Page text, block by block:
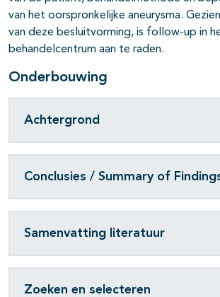
van het oorspronkelijke aneurysma.
van deze besluitvorming, is follow-up in
behandelcentrum aan te raden.
Onderbouwing
Achtergrond
Conclusies / Summary of
Samenvatting literatuur
Zoeken en selecteren